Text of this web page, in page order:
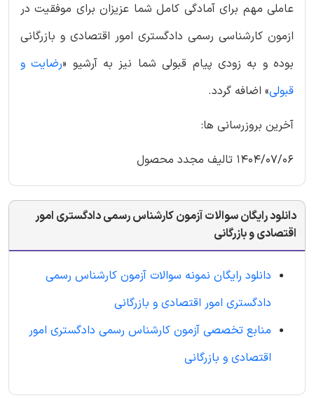
عاملی مهم برای آمادگی کامل شما عزیزان برای موفقیت در
ازمون کارشناسی رسمی دادگستری امور اقتصادی و بازرگانی
بوده و به زودی پیام قبولی شما نیز به آرشیو «رضایت و
قبولی» اضافه گردد.
آخرین بروزرسانی ها:
1404/07/06 تالیف مجدد محصول
دانلود رایگان سوالات آزمون کارشناس رسمی دادگستری امور
اقتصادی و بازرگانی
دانلود رایگان نمونه سوالات آزمون کارشناس رسمی
دادگستری امور اقتصادی و بازرگانی
منابع تخصصی آزمون کارشناس رسمی دادگستری امور
اقتصادی و بازرگانی